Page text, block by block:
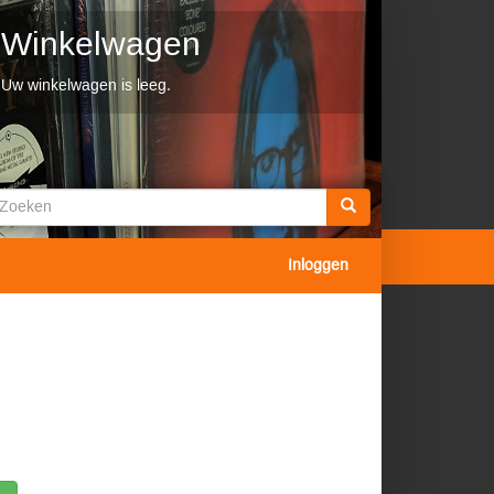
Winkelwagen
Uw winkelwagen is leeg.
Inloggen